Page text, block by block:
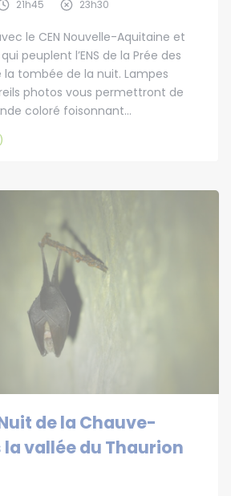
21h45 23h30
le CEN Nouvelle-Aquitaine et
peuplent l’ENS de la Prée des
la tombée de la nuit. Lampes
photos vous permettront de
coloré foisonnant...
de la Chauve-
la vallée du Thaurion